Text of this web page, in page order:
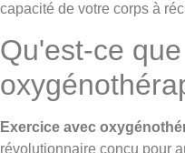
capacité de votre corps à
Qu'est-ce
Exercice avec
révolutionnaire conçu pour